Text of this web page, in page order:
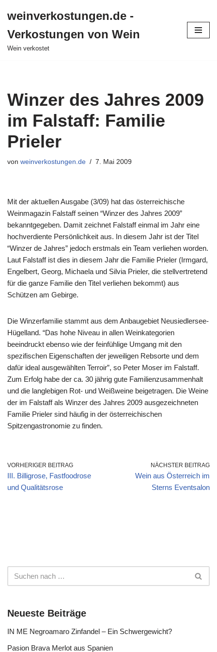
Inhalt
springen
weinverkostungen.de -
Verkostungen von Wein
Wein verkostet
Winzer des Jahres 2009
im Falstaff: Familie
Prieler
von weinverkostungen.de 7. Mai 2009
Mit der aktuellen Ausgabe (3/09) hat das österreichische
Weinmagazin Falstaff seinen “Winzer des Jahres 2009”
bekanntgegeben. Damit zeichnet Falstaff einmal im Jahr eine
hochverdiente Persönlichkeit aus. In diesem Jahr ist der Titel
“Winzer de Jahres” jedoch erstmals ein Team verliehen worden.
Laut Falstaff ist dies in diesem Jahr die Familie Prieler (Irmgard,
Engelbert, Georg, Michaela und Silvia Prieler, die stellvertretend
für die ganze Familie den Titel verliehen bekommt) aus
Schützen am Gebirge.
Die Winzerfamilie stammt aus dem Anbaugebiet Neusiedlersee-
Hügelland. “Das hohe Niveau in allen Weinkategorien
beeindruckt ebenso wie der feinfühlige Umgang mit den
spezifischen Eigenschaften der jeweiligen Rebsorte und dem
dafür ideal ausgewählten Terroir”, so Peter Moser im Falstaff.
Zum Erfolg habe der ca. 30 jährig gute Familienzusammenhalt
und die langlebigen Rot- und Weißweine beigetragen. Die Weine
der im Falstaff als Winzer des Jahres 2009 ausgezeichneten
Familie Prieler sind häufig in der österreichischen
Spitzengastronomie zu finden.
VORHERIGER BEITRAG
III. Billigrose, Fastfoodrose
und Qualitätsrose
NÄCHSTER BEITRAG
Wein aus Österreich im
Sterns Eventsalon
Neueste Beiträge
IN ME Negroamaro Zinfandel – Ein Schwergewicht?
Pasion Brava Merlot aus Spanien